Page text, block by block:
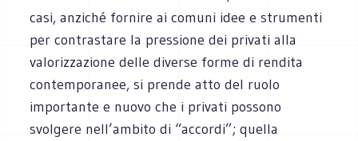
casi, anziché fornire ai comuni idee e strumenti
per contrastare la pressione dei privati alla
valorizzazione delle diverse forme di rendita
contemporanee, si prende atto del ruolo
importante e nuovo che i privati possono
svolgere nell’ambito di “accordi”; quella